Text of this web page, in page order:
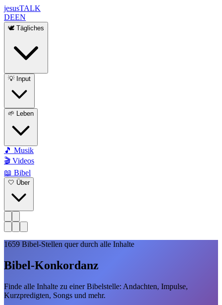
jesusTALK
DEEN
🕊️ Tägliches
💡 Input
🌱 Leben
🎵 Musik
🎬 Videos
📖 Bibel
🤍 Über
1659 Bibel-Stellen quer durch alle Inhalte
Bibel-Konkordanz
Finde alle Inhalte zu einer Bibelstelle: Andachten, Impulse,
Kurzpredigten, Songs und mehr.